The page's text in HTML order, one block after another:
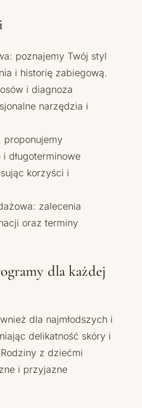
poznajemy Twój styl
i historię zabiegową.
i diagnoza
narzędzia i
proponujemy
długoterminowe
korzyści i
zalecenia
oraz terminy
dla każdej
dla najmłodszych i
delikatność skóry i
z dziećmi
i przyjazne